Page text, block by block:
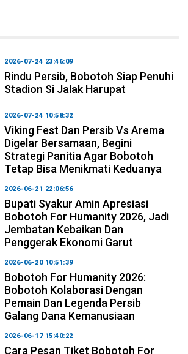
2026-07-24 23:46:09
Rindu Persib, Bobotoh Siap Penuhi
Stadion Si Jalak Harupat
2026-07-24 10:58:32
Viking Fest Dan Persib Vs Arema
Digelar Bersamaan, Begini
Strategi Panitia Agar Bobotoh
Tetap Bisa Menikmati Keduanya
2026-06-21 22:06:56
Bupati Syakur Amin Apresiasi
Bobotoh For Humanity 2026, Jadi
Jembatan Kebaikan Dan
Penggerak Ekonomi Garut
2026-06-20 10:51:39
Bobotoh For Humanity 2026:
Bobotoh Kolaborasi Dengan
Pemain Dan Legenda Persib
Galang Dana Kemanusiaan
2026-06-17 15:40:22
Cara Pesan Tiket Bobotoh For